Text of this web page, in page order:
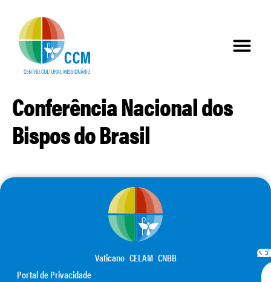
Conferência Nacional dos
Bispos do Brasil
Vaticano CELAM CNBB
Portal de Privacidade